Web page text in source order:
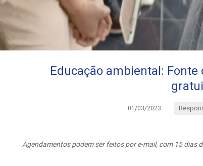
Educação ambiental:
01/03/2023
Agendamentos podem ser feitos por e-mail, com 15 dias